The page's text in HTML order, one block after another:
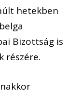
hetekben
Bizottság is
részére.